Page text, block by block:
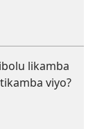
likamba
viyo?